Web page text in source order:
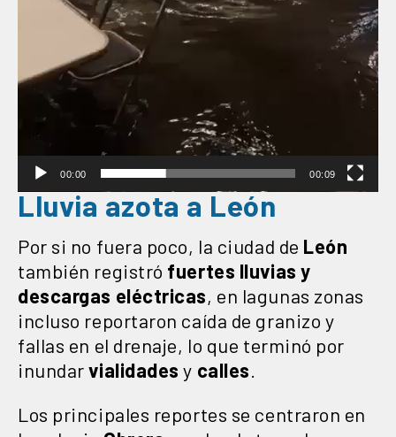
00:00 00:09
Lluvia azota a León
Por si no fuera poco, la ciudad de León
también registró fuertes lluvias y
descargas eléctricas, en lagunas zonas
incluso reportaron caída de granizo y
fallas en el drenaje, lo que terminó por
inundarvialidades y calles
Los principales reportes se centraron en